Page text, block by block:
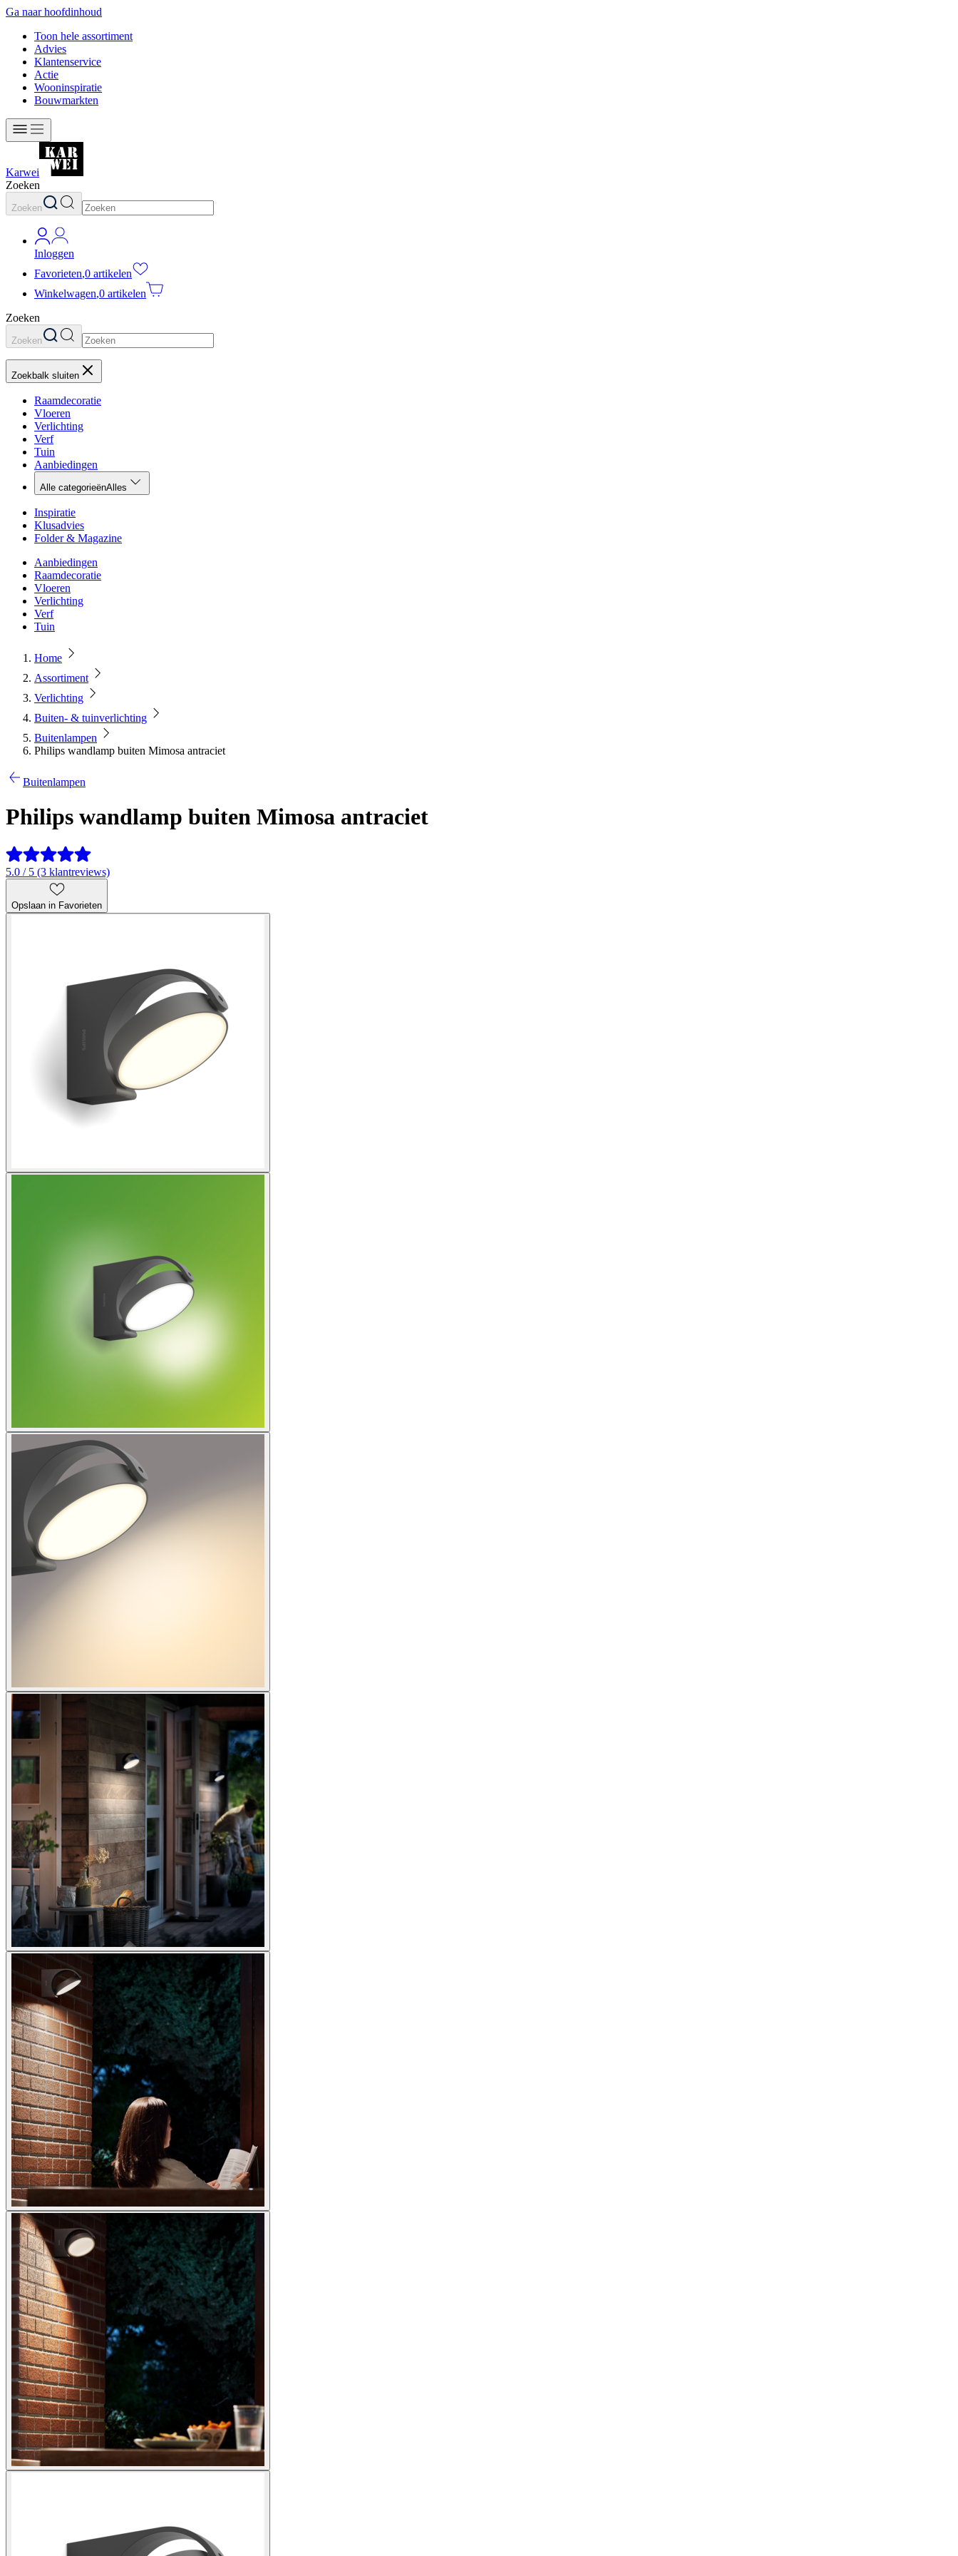
Ga naar hoofdinhoud
Toon hele assortiment
Advies
Klantenservice
Actie
Wooninspiratie
Bouwmarkten
Karwei
Zoeken
Zoeken
Inloggen
Favorieten,0 artikelen
Winkelwagen,0 artikelen
Zoeken
Zoeken
Zoekbalk sluiten
Raamdecoratie
Vloeren
Verlichting
Verf
Tuin
Aanbiedingen
Alle categorieënAlles
Inspiratie
Klusadvies
Folder & Magazine
Aanbiedingen
Raamdecoratie
Vloeren
Verlichting
Verf
Tuin
Home
Assortiment
Verlichting
Buiten- & tuinverlichting
Buitenlampen
Philips wandlamp buiten Mimosa antraciet
Buitenlampen
Philips wandlamp buiten Mimosa antraciet
5.0 / 5 (3 klantreviews)
Opslaan in Favorieten